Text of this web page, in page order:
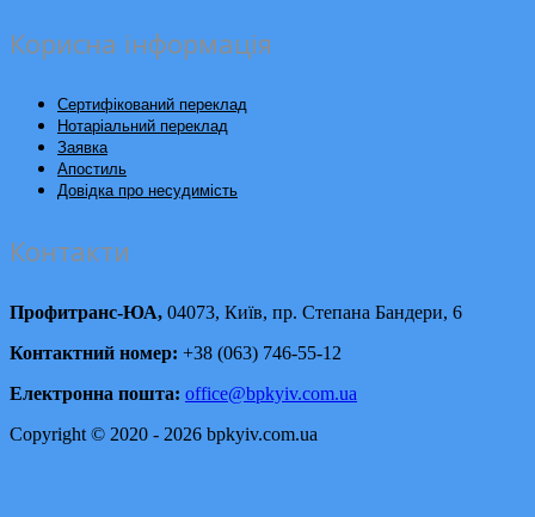
Корисна інформація
Сертифікований переклад
Нотаріальний переклад
Заявка
Апостиль
Довідка про несудимість
Контакти
Профитранс-ЮА, 04073, Київ, пр. Степана Бандери, 6
Контактний номер: +38 (063) 746-55-12
Електронна пошта: office@bpkyiv.com.ua
Copyright © 2020 - 2026 bpkyiv.com.ua